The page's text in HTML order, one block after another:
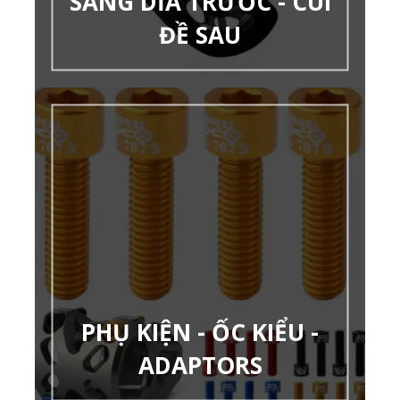
ĐỀ SAU
PHỤ KIỆN - ỐC KIỂU -
ADAPTORS